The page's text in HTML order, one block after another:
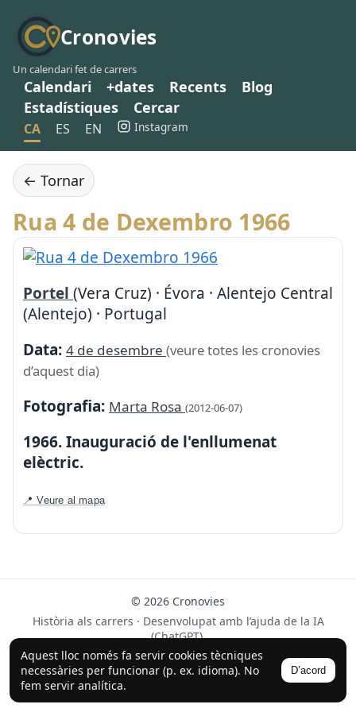
Cronovies
Un calendari fet de carrers
Calendari +dates Recents
Blog
Estadístiques
Cercar
CA ES EN Instagram
Aquest lloc només fa servir cookies tècniques
necessàries per funcionar (p. ex. idioma). No
fem servir analítica.
D’acord
← Tornar
Rua 4 de Dexembro 1966
Portel (Vera Cruz) · Évora · Alentejo Central
(Alentejo) · Portugal
Data: 4 de desembre (veure totes les cronovies
d’aquest dia)
Fotografia: Marta Rosa (2012-06-07)
1966. Inauguració de l'enllumenat
elèctric.
📍 Veure al mapa
© 2026 Cronovies
Història als carrers · Desenvolupat amb l’ajuda de la IA
(ChatGPT).
Segueix-nos a Instagram